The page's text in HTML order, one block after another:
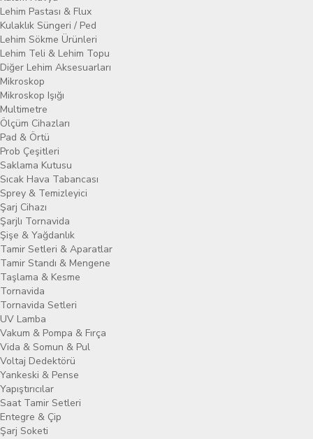
Lehim Pastası & Flux
Kulaklık Süngeri / Ped
Lehim Sökme Ürünleri
Lehim Teli & Lehim Topu
Diğer Lehim Aksesuarları
Mikroskop
Mikroskop Işığı
Multimetre
Ölçüm Cihazları
Pad & Örtü
Prob Çeşitleri
Saklama Kutusu
Sıcak Hava Tabancası
Sprey & Temizleyici
Şarj Cihazı
Şarjlı Tornavida
Şişe & Yağdanlık
Tamir Setleri & Aparatlar
Tamir Standı & Mengene
Taşlama & Kesme
Tornavida
Tornavida Setleri
UV Lamba
Vakum & Pompa & Fırça
Vida & Somun & Pul
Voltaj Dedektörü
Yankeski & Pense
Yapıştırıcılar
Saat Tamir Setleri
Entegre & Çip
Şarj Soketi